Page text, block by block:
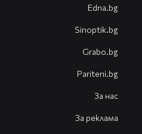
Edna.bg
Sinoptik.bg
Grabo.bg
Pariteni.bg
За нас
За реклама